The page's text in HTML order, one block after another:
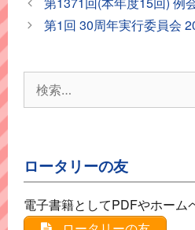
ゴ
リ
第1回 30周年実行委員会
索:
ロータリーの友
電子書籍としてPDFやホーム